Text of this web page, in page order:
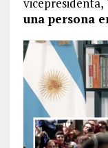
vicepresidenta,
una persona